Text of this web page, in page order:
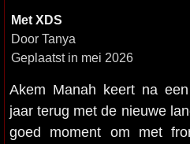
Met XDS
Door Tanya
Geplaatst in mei 2026
Akem Manah keert na
jaar terug met de nieuwe
goed moment om met